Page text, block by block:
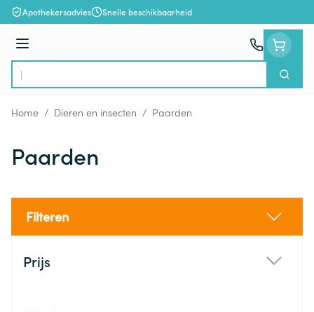
Ga naar de inhoud
Apothekersadvies Snelle beschikbaarheid
Menu
Product, merk, categorie...
Zoek
Home / Dieren en insecten / Paarden
Paarden
Filteren
Prijs